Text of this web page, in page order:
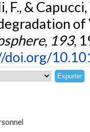
F., &
of
, 193,